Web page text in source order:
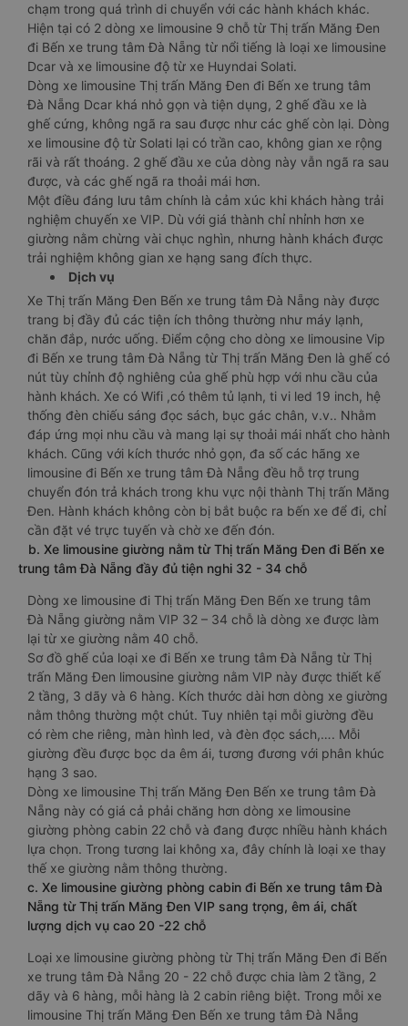
chạm trong quá trình di chuyển với các hành khách khác.
Hiện tại có 2 dòng xe limousine 9 chỗ từ Thị trấn Măng Đen
đi Bến xe trung tâm Đà Nẵng từ nổi tiếng là loại xe limousine
Dcar và xe limousine độ từ xe Huyndai Solati.
Dòng xe limousine Thị trấn Măng Đen đi Bến xe trung tâm
Đà Nẵng Dcar khá nhỏ gọn và tiện dụng, 2 ghế đầu xe là
ghế cứng, không ngã ra sau được như các ghế còn lại. Dòng
xe limousine độ từ Solati lại có trần cao, không gian xe rộng
rãi và rất thoáng. 2 ghế đầu xe của dòng này vẫn ngã ra sau
được, và các ghế ngã ra thoải mái hơn.
Một điều đáng lưu tâm chính là cảm xúc khi khách hàng trải
nghiệm chuyến xe VIP. Dù với giá thành chỉ nhỉnh hơn xe
giường nằm chừng vài chục nghìn, nhưng hành khách được
trải nghiệm không gian xe hạng sang đích thực.
Dịch vụ
Xe Thị trấn Măng Đen Bến xe trung tâm Đà Nẵng này được
trang bị đầy đủ các tiện ích thông thường như máy lạnh,
chăn đắp, nước uống. Điểm cộng cho dòng xe limousine Vip
đi Bến xe trung tâm Đà Nẵng từ Thị trấn Măng Đen là ghế có
nút tùy chỉnh độ nghiêng của ghế phù hợp với nhu cầu của
hành khách. Xe có Wifi ,có thêm tủ lạnh, ti vi led 19 inch, hệ
thống đèn chiếu sáng đọc sách, bục gác chân, v.v.. Nhằm
đáp ứng mọi nhu cầu và mang lại sự thoải mái nhất cho hành
khách. Cũng với kích thước nhỏ gọn, đa số các hãng xe
limousine đi Bến xe trung tâm Đà Nẵng đều hỗ trợ trung
chuyển đón trả khách trong khu vực nội thành Thị trấn Măng
Đen. Hành khách không còn bị bắt buộc ra bến xe để đi, chỉ
cần đặt vé trực tuyến và chờ xe đến đón.
b. Xe limousine giường nằm từ Thị trấn Măng Đen đi Bến xe
trung tâm Đà Nẵng đầy đủ tiện nghi 32 - 34 chỗ
Dòng xe limousine đi Thị trấn Măng Đen Bến xe trung tâm
Đà Nẵng giường nằm VIP 32 – 34 chỗ là dòng xe được làm
lại từ xe giường nằm 40 chỗ.
Sơ đồ ghế của loại xe đi Bến xe trung tâm Đà Nẵng từ Thị
trấn Măng Đen limousine giường nằm VIP này được thiết kế
2 tầng, 3 dãy và 6 hàng. Kích thước dài hơn dòng xe giường
nằm thông thường một chút. Tuy nhiên tại mỗi giường đều
có rèm che riêng, màn hình led, và đèn đọc sách,…. Mỗi
giường đều được bọc da êm ái, tương đương với phân khúc
hạng 3 sao.
Dòng xe limousine Thị trấn Măng Đen Bến xe trung tâm Đà
Nẵng này có giá cả phải chăng hơn dòng xe limousine
giường phòng cabin 22 chỗ và đang được nhiều hành khách
lựa chọn. Trong tương lai không xa, đây chính là loại xe thay
thế xe giường nằm thông thường.
c. Xe limousine giường phòng cabin đi Bến xe trung tâm Đà
Nẵng từ Thị trấn Măng Đen VIP sang trọng, êm ái, chất
lượng dịch vụ cao 20 -22 chỗ
Loại xe limousine giường phòng từ Thị trấn Măng Đen đi Bến
xe trung tâm Đà Nẵng 20 - 22 chỗ được chia làm 2 tầng, 2
dãy và 6 hàng, mỗi hàng là 2 cabin riêng biệt. Trong mỗi xe
limousine Thị trấn Măng Đen Bến xe trung tâm Đà Nẵng